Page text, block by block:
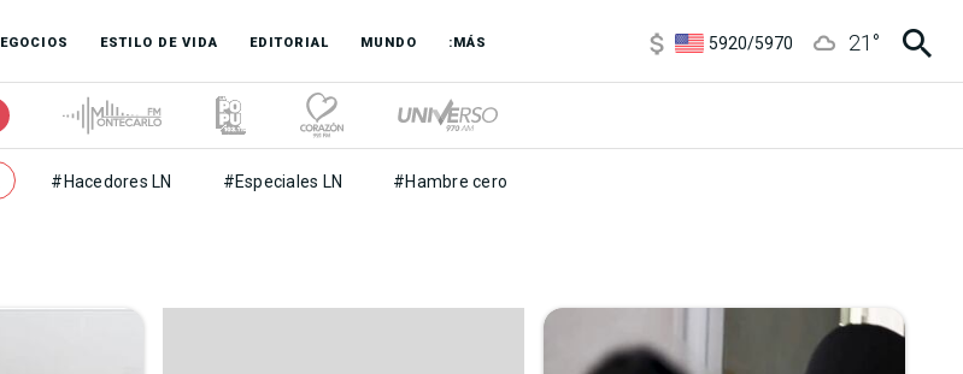
ESTILO DE VIDA EDITORIAL MUNDO :MÁS
5920/5970
21 °
#Hacedores LN #Especiales LN #Hambre cero